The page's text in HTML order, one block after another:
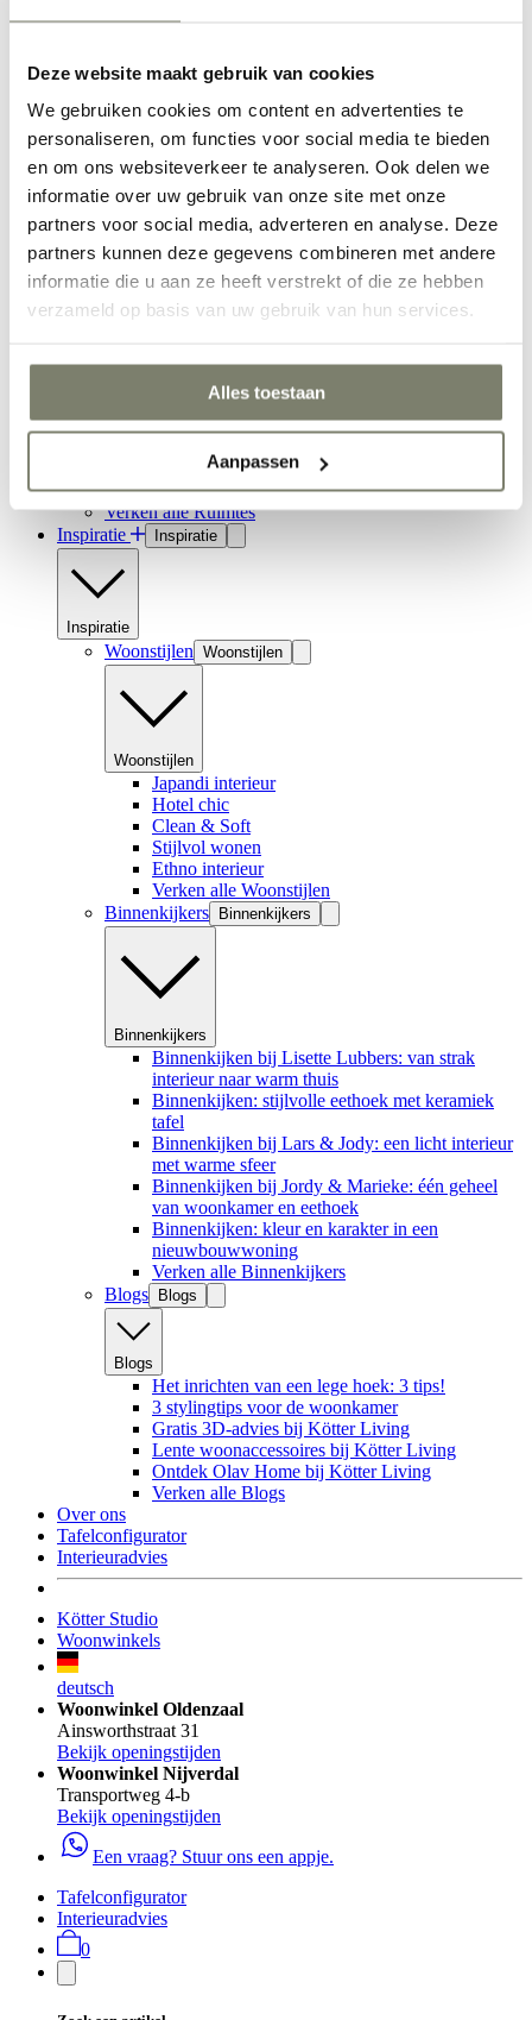
Deze website maakt gebruik van cookies
We gebruiken cookies om content en advertenties te
personaliseren, om functies voor social media te bieden
en om ons websiteverkeer te analyseren. Ook delen we
informatie over uw gebruik van onze site met onze
partners voor social media, adverteren en analyse. Deze
partners kunnen deze gegevens combineren met andere
informatie die u aan ze heeft verstrekt of die ze hebben
verzameld op basis van uw gebruik van hun services.
Alles toestaan
Aanpassen
Werkkamer inrichten
Hal inrichten
Verken alle Ruimtes
Inspiratie
Inspiratie
Inspiratie
Woonstijlen Woonstijlen
Woonstijlen
Japandi interieur
Hotel chic
Clean & Soft
Stijlvol wonen
Ethno interieur
Verken alle Woonstijlen
Binnenkijkers
Binnenkijkers
Binnenkijkers
Binnenkijken bij Lisette Lubbers: van strak
interieur naar warm thuis
Binnenkijken: stijlvolle eethoek met keramiek
tafel
Binnenkijken bij Lars & Jody: een licht interieur
met warme sfeer
Binnenkijken bij Jordy & Marieke: één geheel
van woonkamer en eethoek
Binnenkijken: kleur en karakter in een
nieuwbouwwoning
Verken alle Binnenkijkers
Blogs
Blogs
Blogs
Het inrichten van een lege hoek: 3 tips!
3 stylingtips voor de woonkamer
Gratis 3D-advies bij Kötter Living
Lente woonaccessoires bij Kötter Living
Ontdek Olav Home bij Kötter Living
Verken alle Blogs
Over ons
Tafelconfigurator
Interieuradvies
Kötter Studio
Woonwinkels
deutsch
Woonwinkel Oldenzaal
Ainsworthstraat 31
Bekijk openingstijden
Woonwinkel Nijverdal
Transportweg 4-b
Bekijk openingstijden
Een vraag? Stuur ons een appje.
Tafelconfigurator
Interieuradvies
0